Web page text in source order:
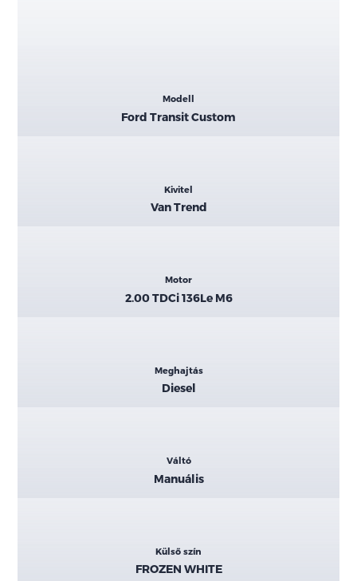
Modell
Ford Transit Custom
Kivitel
Van Trend
Motor
2.00 TDCi 136Le M6
Meghajtás
Diesel
Váltó
Manuális
Külső szín
FROZEN WHITE